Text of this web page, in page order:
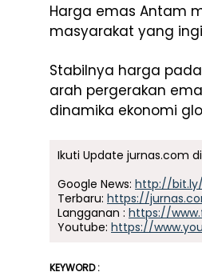
Harga emas Antam
masyarakat yang
Stabilnya harga
arah pergerakan
dinamika ekonomi
Ikuti Update jurnas.com di
Google News: http://
Terbaru: https://
Langganan : https://
Youtube: https://
KEYWORD :